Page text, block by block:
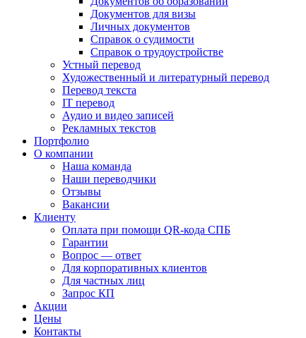
Документов для визы
Личных документов
Справок о судимости
Справок о трудоустройстве
Устный перевод
Художественный и литературный перевод
Перевод текста
IT перевод
Аудио и видео записей
Рекламных текстов
Портфолио
О компании
Наша команда
Наши переводчики
Отзывы
Вакансии
Клиенту
Оплата при помощи QR-кода СПБ
Гарантии
Вопрос — ответ
Для корпоративных клиентов
Для частных лиц
Запрос КП
Акции
Цены
Контакты